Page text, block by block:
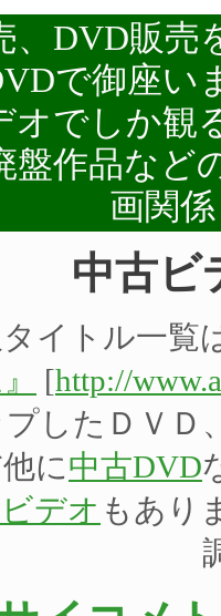
、DVD販売
で御座い
オでしか観
盤作品など
画関
中古ビ
イトル一覧
[http://
プしたＤＶＤ
に中古DVD
デオ もあり